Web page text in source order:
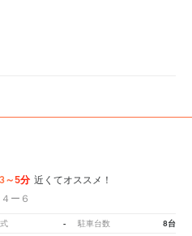
3～5分 近くてオススメ！
ー６
- 駐車台数 8台